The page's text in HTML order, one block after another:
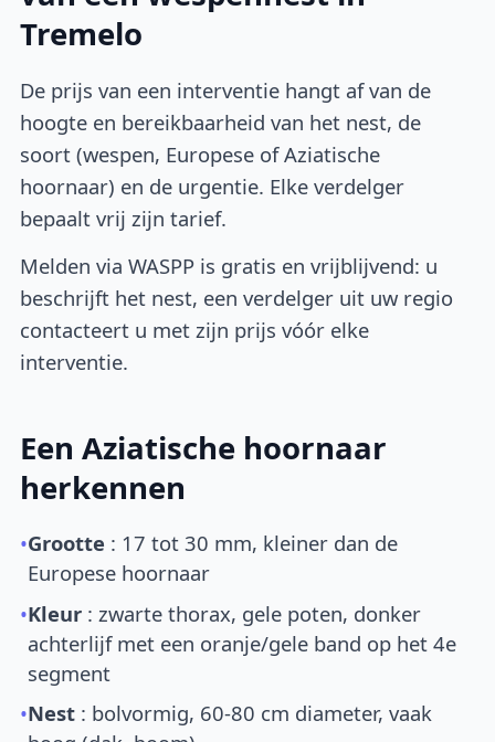
Tremelo
De prijs van een interventie hangt af van de
hoogte en bereikbaarheid van het nest, de
soort (wespen, Europese of Aziatische
hoornaar) en de urgentie. Elke verdelger
bepaalt vrij zijn tarief.
Melden via WASPP is gratis en vrijblijvend: u
beschrijft het nest, een verdelger uit uw regio
contacteert u met zijn prijs vóór elke
interventie.
Een Aziatische hoornaar
herkennen
•Grootte : 17 tot 30 mm, kleiner dan de
Europese hoornaar
•Kleur : zwarte thorax, gele poten, donker
achterlijf met een oranje/gele band op het 4e
segment
•Nest : bolvormig, 60-80 cm diameter, vaak